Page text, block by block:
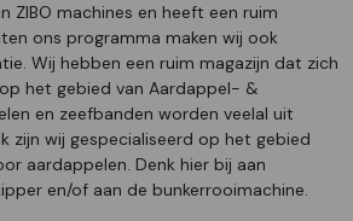
ZIBO machines en heeft een ruim
ons programma maken wij ook
Wij hebben een ruim magazijn dat zich
het gebied van Aardappel- &
en zeefbanden worden veelal uit
zijn wij gespecialiseerd op het gebied
aardappelen. Denk hier bij aan
en/of aan de bunkerrooimachine.